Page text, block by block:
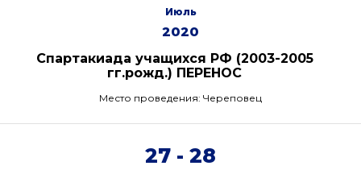
Июль
2020
Спартакиада учащихся РФ (2003-2005
гг.рожд.) ПЕРЕНОС
Место проведения: Череповец
27 - 28